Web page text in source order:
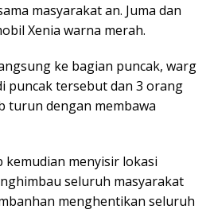
masyarakat an. Juma dan
Xenia warna merah.
ke bagian puncak, warg
puncak tersebut dan 3 orang
turun dengan membawa
menyisir lokasi
seluruh masyarakat
menghentikan seluruh